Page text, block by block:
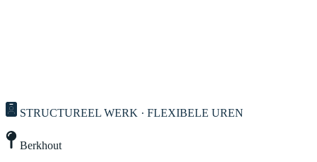
STRUCTUREEL WERK · FLEXIBELE UREN
Berkhout